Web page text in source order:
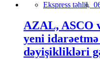
Ekspress təhlil,
AZAL, ASCO
yeni
dəyişiklikləri